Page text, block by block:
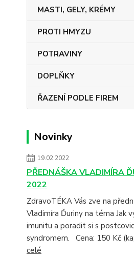
MASTI, GELY, KRÉMY
PROTI HMYZU
POTRAVINY
DOPLŇKY
ŘAZENÍ PODLE FIREM
Novinky
19.02.2022
PŘEDNÁŠKA VLADIMÍRA
2022
ZdravoTÉKA Vás zve na
Vladimíra Ďuriny na téma Jak
imunitu a poradit si s
syndromem. Cena: 150 Kč
celé